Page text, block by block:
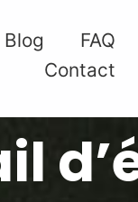
Blog
FAQ
Contact